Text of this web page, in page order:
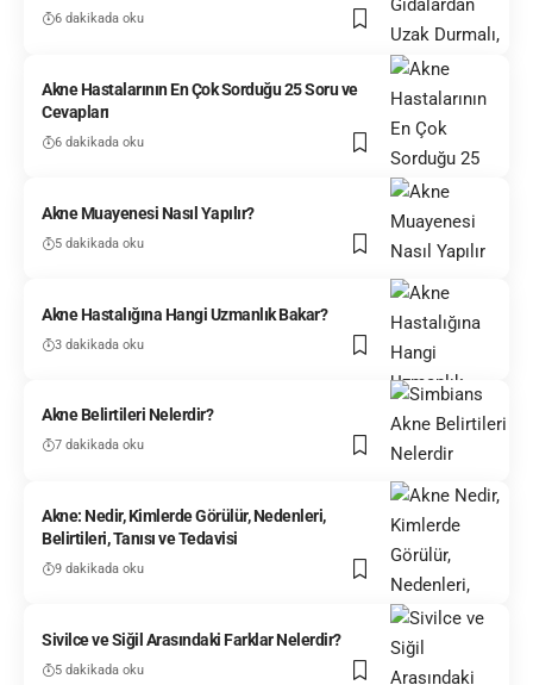
6 dakikada oku
Akne Hastalarının En Çok Sorduğu 25 Soru ve
Cevapları
6 dakikada oku
Akne Muayenesi Nasıl Yapılır?
5 dakikada oku
Akne Hastalığına Hangi Uzmanlık Bakar?
3 dakikada oku
Akne Belirtileri Nelerdir?
7 dakikada oku
Akne: Nedir, Kimlerde Görülür, Nedenleri,
Belirtileri, Tanısı ve Tedavisi
9 dakikada oku
Sivilce ve Siğil Arasındaki Farklar Nelerdir?
5 dakikada oku